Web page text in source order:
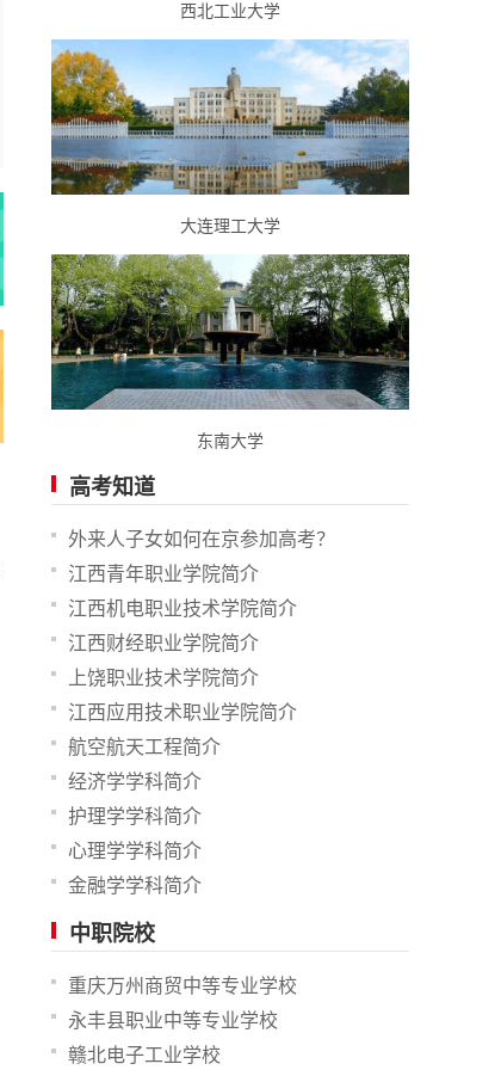
西北工业大学
大连理工大学
东南大学
高考知道
外来人子女如何在京参加高考？
江西青年职业学院简介
江西机电职业技术学院简介
江西财经职业学院简介
上饶职业技术学院简介
江西应用技术职业学院简介
航空航天工程简介
经济学学科简介
护理学学科简介
心理学学科简介
金融学学科简介
中职院校
重庆万州商贸中等专业学校
永丰县职业中等专业学校
赣北电子工业学校